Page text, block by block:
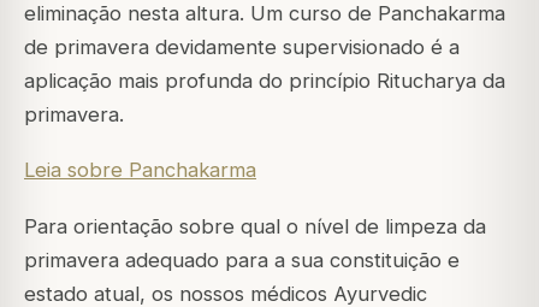
eliminação nesta altura. Um curso de Panchakarma
de primavera devidamente supervisionado é a
aplicação mais profunda do princípio Ritucharya da
primavera.
Leia sobre Panchakarma
Para orientação sobre qual o nível de limpeza da
primavera adequado para a sua constituição e
estado atual, os nossos médicos Ayurvedic